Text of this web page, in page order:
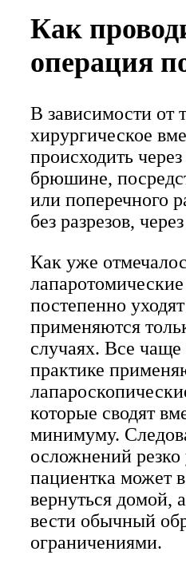
Как
операция
В зависимости от
хирургическое
происходить
брюшине,
или поперечного
без разрезов,
Как уже
постепенно
применяются
случаях. Все
практике
которые сводят
минимуму.
осложнений
пациентка может
вернуться домой,
вести обычный
ограничениями.